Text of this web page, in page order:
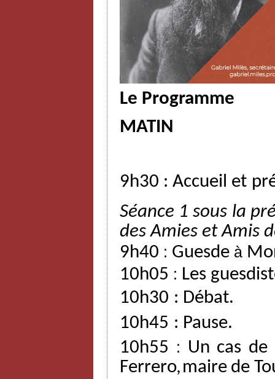
Le Programme
MATIN
9h30 : Accueil et
Séance 1 sous la
des Amies et Amis
9h40 : Guesde à
10h05 : Les
10h30 : Débat.
10h45 : Pause.
10h55 : Un cas de
Ferrero,maire de